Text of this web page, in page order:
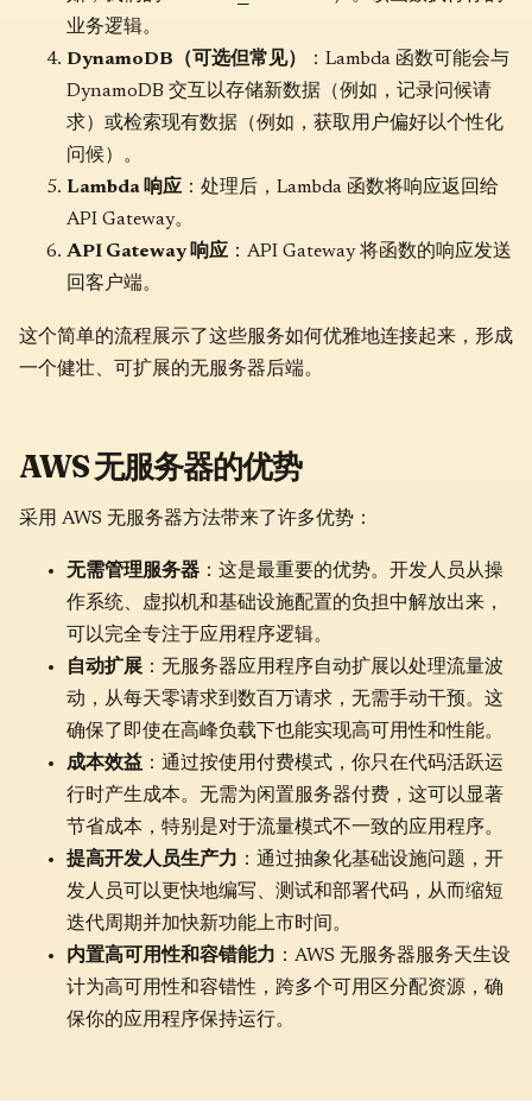
业务逻辑。
DynamoDB（可选但常见）
：Lambda 函数可能会与
DynamoDB 交互以存储新数据（例如，记录问候请
求）或检索现有数据（例如，获取用户偏好以个性化
问候）。
Lambda 响应 ：处理后，Lambda 函数将响应返回给
API Gateway。
API Gateway 响应 ：API Gateway 将函数的响应发送
回客户端。
这个简单的流程展示了这些服务如何优雅地连接起来，形成
一个健壮、可扩展的无服务器后端。
AWS 无服务器的优势
采用 AWS 无服务器方法带来了许多优势：
无需管理服务器 ：这是最重要的优势。开发人员从操
作系统、虚拟机和基础设施配置的负担中解放出来，
可以完全专注于应用程序逻辑。
自动扩展 ：无服务器应用程序自动扩展以处理流量波
动，从每天零请求到数百万请求，无需手动干预。这
确保了即使在高峰负载下也能实现高可用性和性能。
成本效益 ：通过按使用付费模式，你只在代码活跃运
行时产生成本。无需为闲置服务器付费，这可以显著
节省成本，特别是对于流量模式不一致的应用程序。
提高开发人员生产力 ：通过抽象化基础设施问题，开
发人员可以更快地编写、测试和部署代码，从而缩短
迭代周期并加快新功能上市时间。
内置高可用性和容错能力 ：AWS 无服务器服务天生设
计为高可用性和容错性，跨多个可用区分配资源，确
保你的应用程序保持运行。